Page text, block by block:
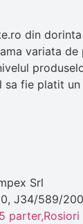
din
variata de
sa fie platit
Srl
J34/589/
parter,Rosiori